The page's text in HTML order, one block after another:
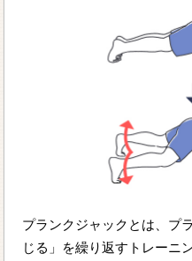
プランクジャックとは、プ
じる」を繰り返すトレーニ